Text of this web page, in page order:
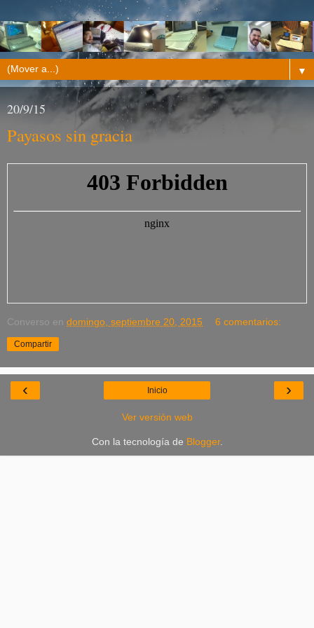
▼
20/9/15
Payasos sin gracia
Converso en domingo, septiembre 20, 2015 6 comentarios:
Compartir
‹ ›
Inicio
Ver versión web
Con la tecnología de Blogger.